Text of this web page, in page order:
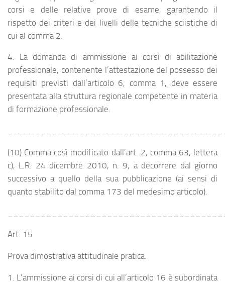
corsi e delle relative prove di esame, garantendo il
rispetto dei criteri e dei livelli delle tecniche sciistiche di
cui al comma 2.
4. La domanda di ammissione ai corsi di abilitazione
professionale, contenente l’attestazione del possesso dei
requisiti previsti dall’articolo 6, comma 1, deve essere
presentata alla struttura regionale competente in materia
di formazione professionale.
(10) Comma così modificato dall’art. 2, comma 63, lettera
c), L.R. 24 dicembre 2010, n. 9, a decorrere dal giorno
successivo a quello della sua pubblicazione (ai sensi di
quanto stabilito dal comma 173 del medesimo articolo).
Art. 15
Prova dimostrativa attitudinale pratica.
1. L’ammissione ai corsi di cui all’articolo 16 è subordinata